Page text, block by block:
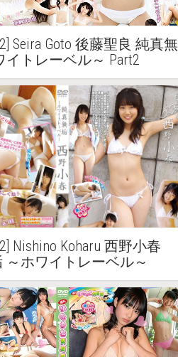
Seira Goto 後藤聖良 純真無
イトレーベル～ Part2
Nishino Koharu 西野小春
～ホワイトレーベル～